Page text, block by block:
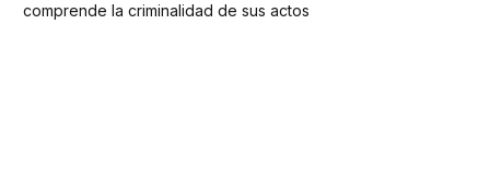
comprende la criminalidad de sus actos